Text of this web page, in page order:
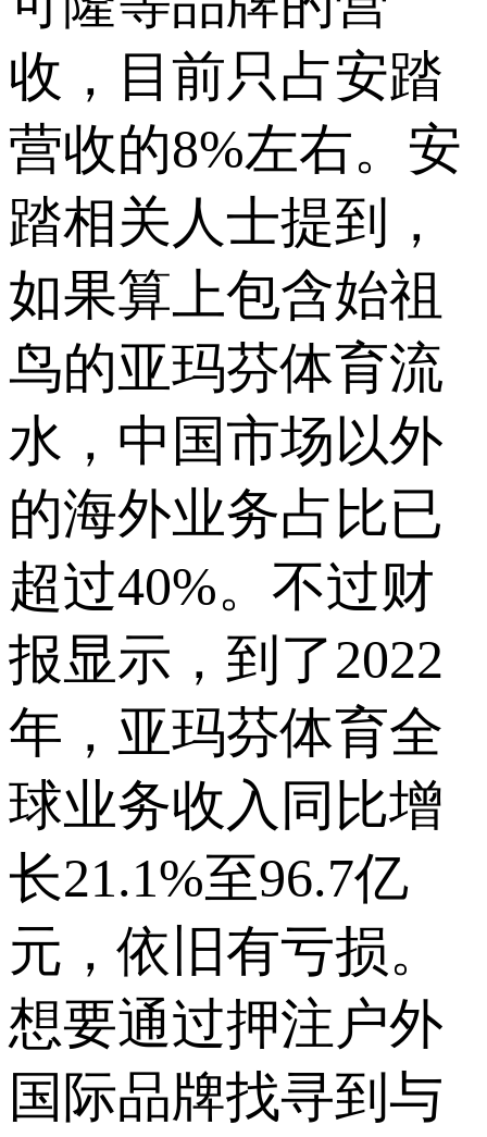
收，目前只占安踏
营收的8%左右。安
踏相关人士提到，
如果算上包含始祖
鸟的亚玛芬体育流
水，中国市场以外
的海外业务占比已
超过40%。不过财
报显示，到了2022
年，亚玛芬体育全
球业务收入同比增
长21.1%至96.7亿
元，依旧有亏损。
想要通过押注户外
国际品牌找寻到与